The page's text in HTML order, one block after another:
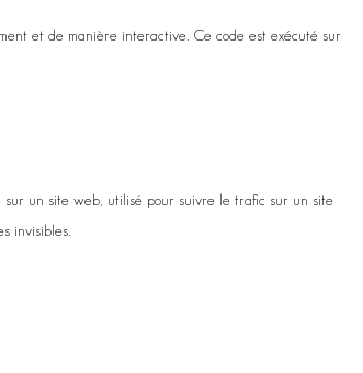
et de manière interactive. Ce code est exécuté sur
sur un site web, utilisé pour suivre le trafic sur un site
invisibles.